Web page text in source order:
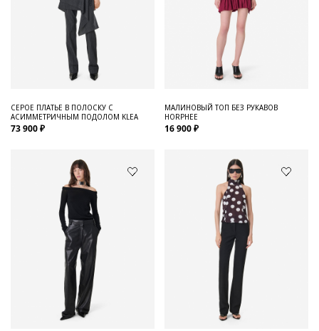
СЕРОЕ ПЛАТЬЕ В ПОЛОСКУ С
АСИММЕТРИЧНЫМ ПОДОЛОМ KLEA
73 900 ₽
МАЛИНОВЫЙ ТОП БЕЗ РУКАВОВ
HORPHEE
16 900 ₽